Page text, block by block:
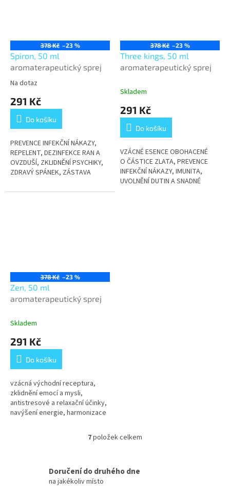
378 Kč –23 %
Spiron, 50 ml
aromaterapeutický sprej
Průměrné
produktu
3,9
5
hvězdiček.
Na dotaz
291 Kč
Do košíku
PREVENCE INFEKČNÍ NÁKAZY,
REPELENT, DEZINFEKCE RAN A
OVZDUŠÍ, ZKLIDNĚNÍ PSYCHIKY,
ZDRAVÝ SPÁNEK, ZÁSTAVA
378 Kč –23 %
Three kings, 50 ml
aromaterapeutický sprej
Skladem
291 Kč
Do košíku
VZÁCNÉ ESENCE OBOHACENÉ
O ČÁSTICE ZLATA, PREVENCE
INFEKČNÍ NÁKAZY, IMUNITA,
UVOLNĚNÍ DUTIN A SNADNÉ
378 Kč –23 %
Zen, 50 ml
aromaterapeutický sprej
Skladem
291 Kč
Do košíku
vzácná východní receptura,
zklidnění emocí a mysli,
antistresové a relaxační účinky,
navýšení energie, harmonizace
O
á
7položek celkem
Doručení do druhého dne
na jakékoliv místo